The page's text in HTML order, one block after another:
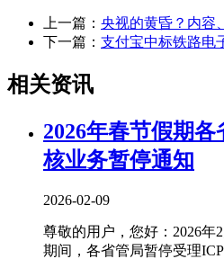
上一篇： 央视的黄昏？内容
下一篇： 支付宝中标铁路电
相关资讯
2026年春节假期
核业务暂停通知
2026-02-09
尊敬的用户，您好：2026年
期间，各省管局暂停受理